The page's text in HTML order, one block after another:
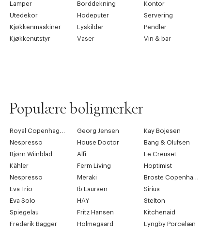
Lamper
Borddekning
Kontor
Utedekor
Hodeputer
Servering
Kjøkkenmaskiner
Lyskilder
Pendler
Kjøkkenutstyr
Vaser Vin & bar
Populære boligmerker
Royal Copenhagen Georg Jensen
Kay Bojesen
Nespresso
House Doctor
Bang & Olufsen
Bjørn Wiinblad
Alfi
Le Creuset
Kähler
Ferm Living
Hoptimist
Nespresso
Meraki
Broste Copenhagen
Eva Trio
Ib Laursen
Sirius
Eva Solo
HAY
Stelton
Spiegelau
Fritz Hansen
Kitchenaid
Frederik Bagger
Holmegaard
Lyngby Porcelæn